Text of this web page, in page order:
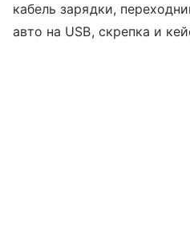
кабель зарядки,
авто на USB, скрепка и